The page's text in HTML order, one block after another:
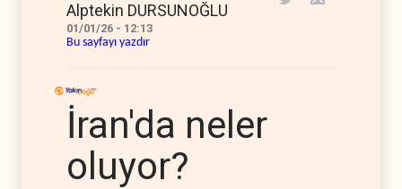
Alptekin DURSUNOĞLU
01/01/26 - 12:13
Bu sayfayı yazdır
İran'da neler
oluyor?